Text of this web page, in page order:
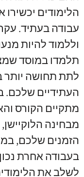
הלימודים
עבודה בעתיד.
וללמוד להיות
תלמדו במוסד
לתת תחושה יותר
העתידיים שלכם.
מתקיים הקורס
מבחינה הלוקיישן,
הזמנים שלכם,
בעבודה אחרת
לשלב את